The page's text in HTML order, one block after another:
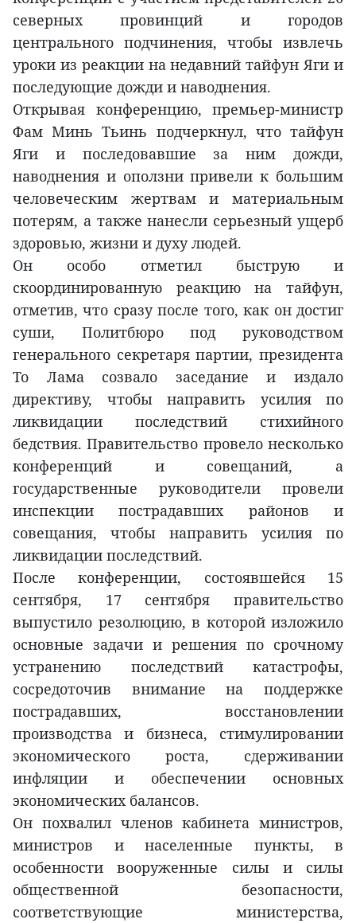
северных провинций и городов
центрального подчинения, чтобы извлечь
уроки из реакции на недавний тайфун Яги и
последующие дожди и наводнения.
Открывая конференцию, премьер-министр
Фам Минь Тьинь подчеркнул, что тайфун
Яги и последовавшие за ним дожди,
наводнения и оползни привели к большим
человеческим жертвам и материальным
потерям, а также нанесли серьезный ущерб
здоровью, жизни и духу людей.
Он особо отметил быструю и
скоординированную реакцию на тайфун,
отметив, что сразу после того, как он достиг
суши, Политбюро под руководством
генерального секретаря партии, президента
То Лама созвало заседание и издало
директиву, чтобы направить усилия по
ликвидации последствий стихийного
бедствия. Правительство провело несколько
конференций и совещаний, а
государственные руководители провели
инспекции пострадавших районов и
совещания, чтобы направить усилия по
ликвидации последствий.
После конференции, состоявшейся 15
сентября, 17 сентября правительство
выпустило резолюцию, в которой изложило
основные задачи и решения по срочному
устранению последствий катастрофы,
сосредоточив внимание на поддержке
пострадавших, восстановлении
производства и бизнеса, стимулировании
экономического роста, сдерживании
инфляции и обеспечении основных
экономических балансов.
Он похвалил членов кабинета министров,
министров и населенные пункты, в
особенности вооруженные силы и силы
общественной безопасности,
соответствующие министерства,